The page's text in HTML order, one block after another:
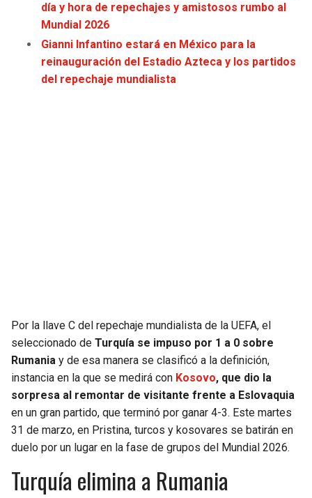
TEXANS
RAMS
49ERS
SEAHAWKS
BEARS
LIONS
HEAT
ROCKETS
GRIZZLIES
PELICANS
SPURS
NUGGETS
día y hora de repechajes y amistosos rumbo al
Mundial 2026
Gianni Infantino estará en México para la
reinauguración del Estadio Azteca y los partidos
del repechaje mundialista
Por la llave C del repechaje mundialista de la UEFA, el
seleccionado de Turquía se impuso por 1 a 0 sobre
Rumania y de esa manera se clasificó a la definición,
instancia en la que se medirá con Kosovo, que dio la
sorpresa al remontar de visitante frente a Eslovaquia
en un gran partido, que terminó por ganar 4-3. Este martes
31 de marzo, en Pristina, turcos y kosovares se batirán en
duelo por un lugar en la fase de grupos del Mundial 2026.
Turquía elimina a Rumania